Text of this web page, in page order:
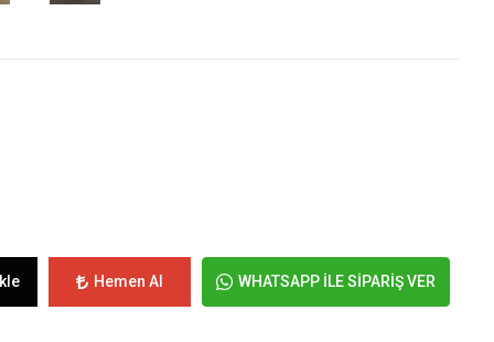
Hemen Al WHATSAPP İLE SİPARİŞ VER